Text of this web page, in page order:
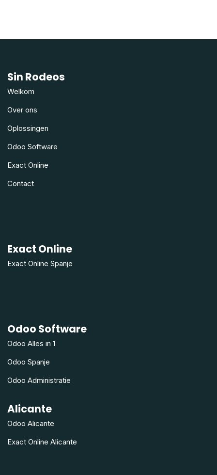
Sin Rodeos
Welkom
Over ons
Oplossingen
Odoo Software
Exact Online
Contact
Exact Online
Exact Online Spanje
Odoo Software
Odoo Alles in 1
Odoo Spanje
Odoo Administratie
Alicante
Odoo Alicante
Exact Online Alicante